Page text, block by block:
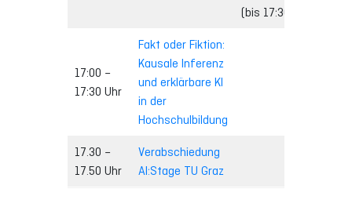
(bis 17:30 Uhr)
17:00 –
17:30 Uhr
Fakt oder Fiktion:
Kausale Inferenz
und erklärbare KI
in der
Hochschulbildung
17.30 –
17.50 Uhr
Verabschiedung
AI:Stage TU Graz